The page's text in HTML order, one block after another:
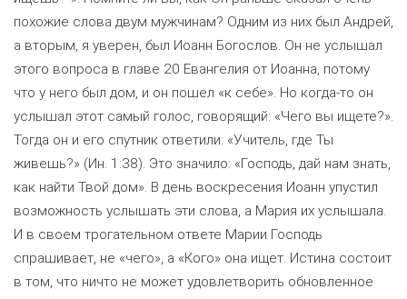
похожие слова двум мужчинам? Одним из них был Андрей,
а вторым, я уверен, был Иоанн Богослов. Он не услышал
этого вопроса в главе 20 Евангелия от Иоанна, потому
что у него был дом, и он пошел «к себе». Но когда-то он
услышал этот самый голос, говорящий: «Чего вы ищете?».
Тогда он и его спутник ответили: «Учитель, где Ты
живешь?» (Ин. 1:38). Это значило: «Господь, дай нам знать,
как найти Твой дом». В день воскресения Иоанн упустил
возможность услышать эти слова, а Мария их услышала.
И в своем трогательном ответе Марии Господь
спрашивает, не «чего», а «Кого» она ищет. Истина состоит
в том, что ничто не может удовлетворить обновленное